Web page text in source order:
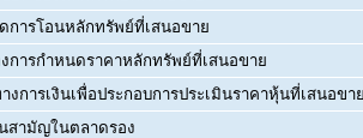
การโอนหลักทรัพย์ที่เสนอขาย
การกำหนดราคาหลักทรัพย์ที่เสนอขาย
งการเงินเพื่อประกอบการประเมินราคาหุ้นที่เสนอขา
สามัญในตลาดรอง